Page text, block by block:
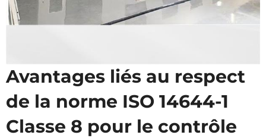
Avantages liés au respect
de la norme ISO 14644-1
Classe 8 pour le contrôle